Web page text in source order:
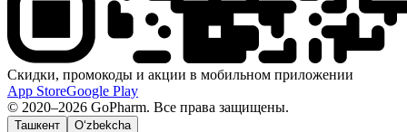
Скидки, промокоды и акции в мобильном приложении
App StoreGoogle Play
© 2020–2026 GoPharm. Все права защищены.
Ташкент O‘zbekcha